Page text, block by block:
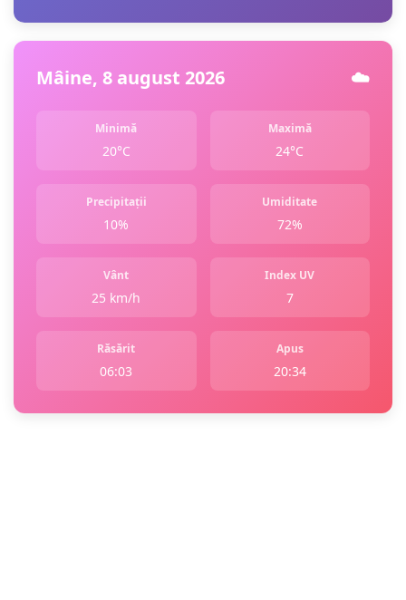
Mâine, 8 august 2026 ☁️
Minimă
20°C
Maximă
24°C
Precipitații
10%
Umiditate
72%
Vânt
25 km/h
Index UV
7
Răsărit
06:03
Apus
20:34